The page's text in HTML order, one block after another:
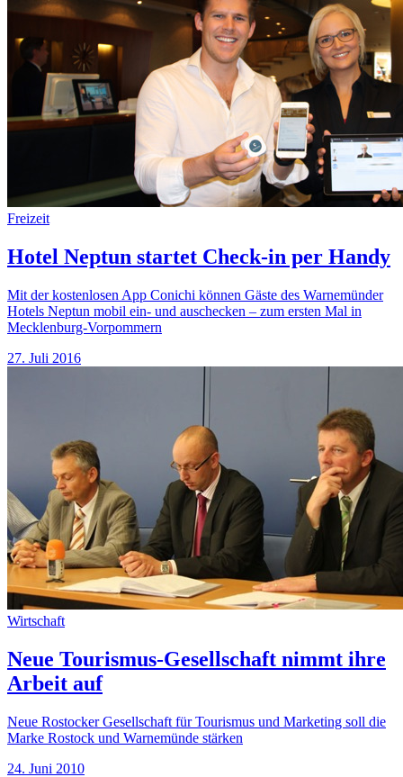
Freizeit
Hotel Neptun startet Check-in per Handy
Mit der kostenlosen App Conichi können Gäste des Warnemünder
Hotels Neptun mobil ein- und auschecken – zum ersten Mal in
Mecklenburg-Vorpommern
27. Juli 2016
Wirtschaft
Neue Tourismus-Gesellschaft nimmt ihre
Arbeit auf
Neue Rostocker Gesellschaft für Tourismus und Marketing soll die
Marke Rostock und Warnemünde stärken
24. Juni 2010